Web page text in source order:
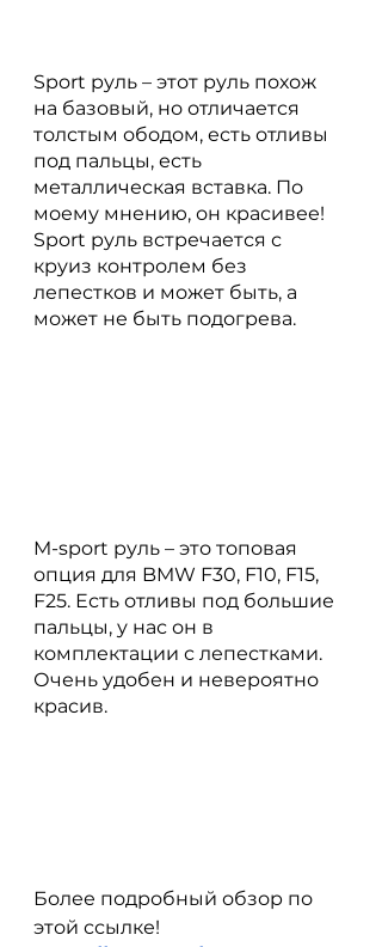
Sport руль – этот руль похож
на базовый, но отличается
толстым ободом, есть отливы
под пальцы, есть
металлическая вставка. По
моему мнению, он красивее!
Sport руль встречается с
круиз контролем без
лепестков и может быть, а
может не быть подогрева.
M-sport руль – это топовая
опция для BMW F30, F10, F15,
F25. Есть отливы под большие
пальцы, у нас он в
комплектации с лепестками.
Очень удобен и невероятно
красив.
Более подробный обзор по
этой ссылке!